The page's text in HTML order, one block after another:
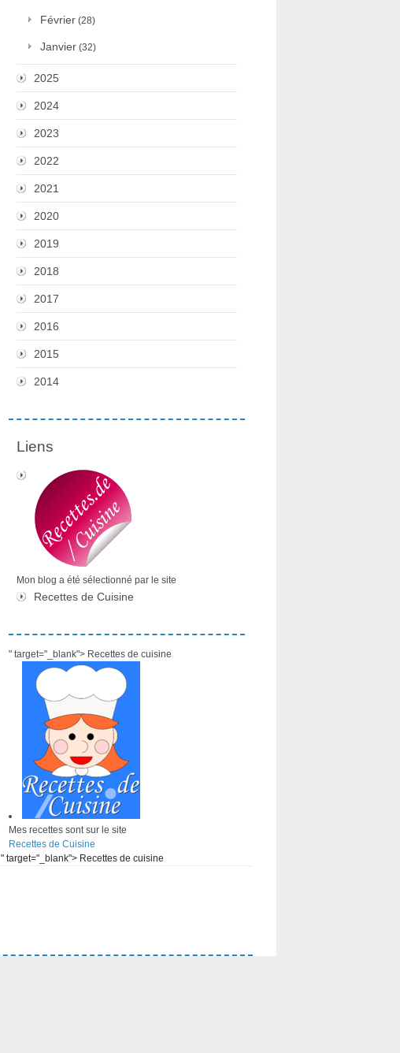
Février (28)
Janvier (32)
2025
2024
2023
2022
2021
2020
2019
2018
2017
2016
2015
2014
Liens
Mon blog a été sélectionné par le site
Recettes de Cuisine
" target="_blank"> Recettes de cuisine
Mes recettes sont sur le site
Recettes de Cuisine
" target="_blank"> Recettes de cuisine